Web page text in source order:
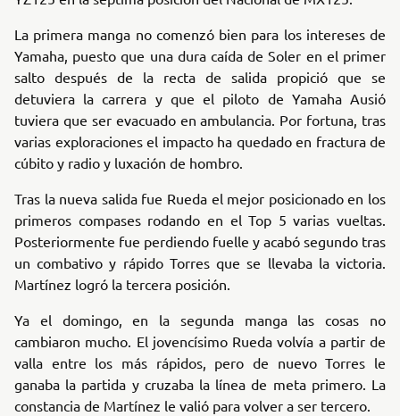
La primera manga no comenzó bien para los intereses de
Yamaha, puesto que una dura caída de Soler en el primer
salto después de la recta de salida propició que se
detuviera la carrera y que el piloto de Yamaha Ausió
tuviera que ser evacuado en ambulancia. Por fortuna, tras
varias exploraciones el impacto ha quedado en fractura de
cúbito y radio y luxación de hombro.
Tras la nueva salida fue Rueda el mejor posicionado en los
primeros compases rodando en el Top 5 varias vueltas.
Posteriormente fue perdiendo fuelle y acabó segundo tras
un combativo y rápido Torres que se llevaba la victoria.
Martínez logró la tercera posición.
Ya el domingo, en la segunda manga las cosas no
cambiaron mucho. El jovencísimo Rueda volvía a partir de
valla entre los más rápidos, pero de nuevo Torres le
ganaba la partida y cruzaba la línea de meta primero. La
constancia de Martínez le valió para volver a ser tercero.